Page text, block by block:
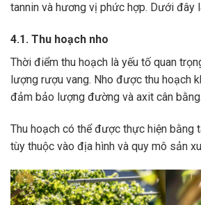
tannin và hương vị phức hợp. Dưới đây
4.1. Thu hoạch nho
Thời điểm thu hoạch là yếu tố quan
lượng rượu vang. Nho được thu hoạch
đảm bảo lượng đường và axit cân bằng.
Thu hoạch có thể được thực hiện bằng
tùy thuộc vào địa hình và quy mô sản